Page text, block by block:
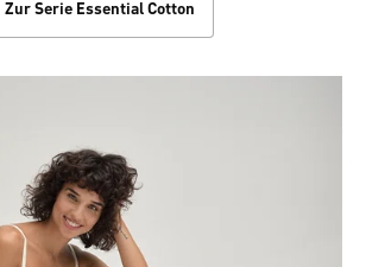
Zur Serie Essential Cotton